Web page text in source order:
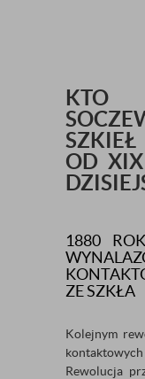
KTO
SZKIEŁ
OD
1880
ZE SZKŁA
Kolejnym
Rewolucja